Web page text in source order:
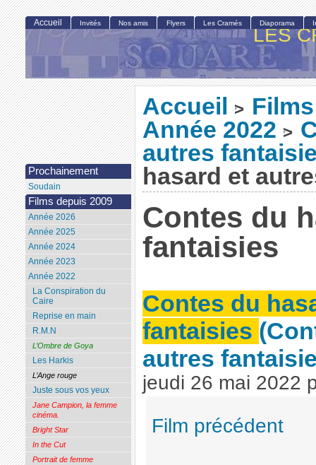
LES
Accueil >
Année 2022 >
autres
hasard et
Contes du
fantaisies
Contes du
fantaisies
autres
jeudi 26 mai 2022
Film précédent
Accueil Invités Nos amis Flyers Les Cramés Diaporama
Prochainement
Soudain
Films depuis 2009
Année 2026
Année 2025
Année 2024
Année 2023
Année 2022
La Conspiration du
Caire
Reprise en main
R.M.N
L’Ombre de Goya
Les Harkis
L’Ange rouge
Juste sous vos yeux
Jane Campion, la femme
cinéma.
Bright Star
In the Cut
Portrait de femme